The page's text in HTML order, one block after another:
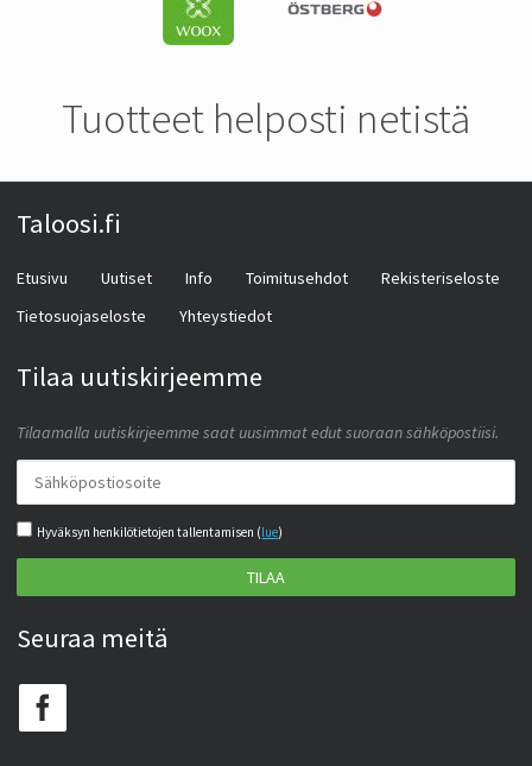
Tuotteet helposti netistä
Taloosi.fi
Etusivu Uutiset Info Toimitusehdot
Rekisteriseloste
Tietosuojaseloste
Yhteystiedot
Tilaa uutiskirjeemme
Tilaamalla uutiskirjeemme saat uusimmat edut suoraan sähköpostiisi.
Hyväksyn henkilötietojen tallentamisen (lue)
TILAA
Seuraa meitä